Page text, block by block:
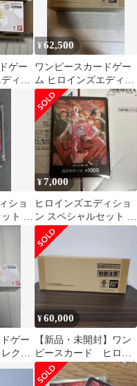
ゲー
ィシ
セッ
¥62,500
ワンピースカードゲー
ム ヒロインズエディシ
ョン スペシャルセット
ショ
ト ド
セッ
¥7,000
ヒロインズエディショ
ン スペシャルセット ド
ンカードのみ
ゲー
クシ
セッ
¥60,000
【新品・未開封】ワン
ピースカード ヒロイ
ンズエディションスペ
シャルセット